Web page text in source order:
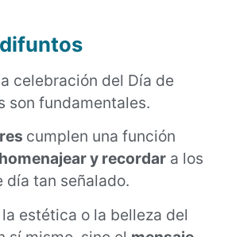
celebración del Día de
son fundamentales.
cumplen una función
homenajear y recordar a los
día tan señalado.
estética o la belleza del